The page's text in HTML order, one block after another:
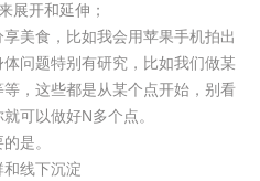
开和延伸；
食，比如我会用苹果手机拍出
问题特别有研究，比如我们做某
，这些都是从某个点开始，别看
可以做好N多个点。
是。
线下沉淀